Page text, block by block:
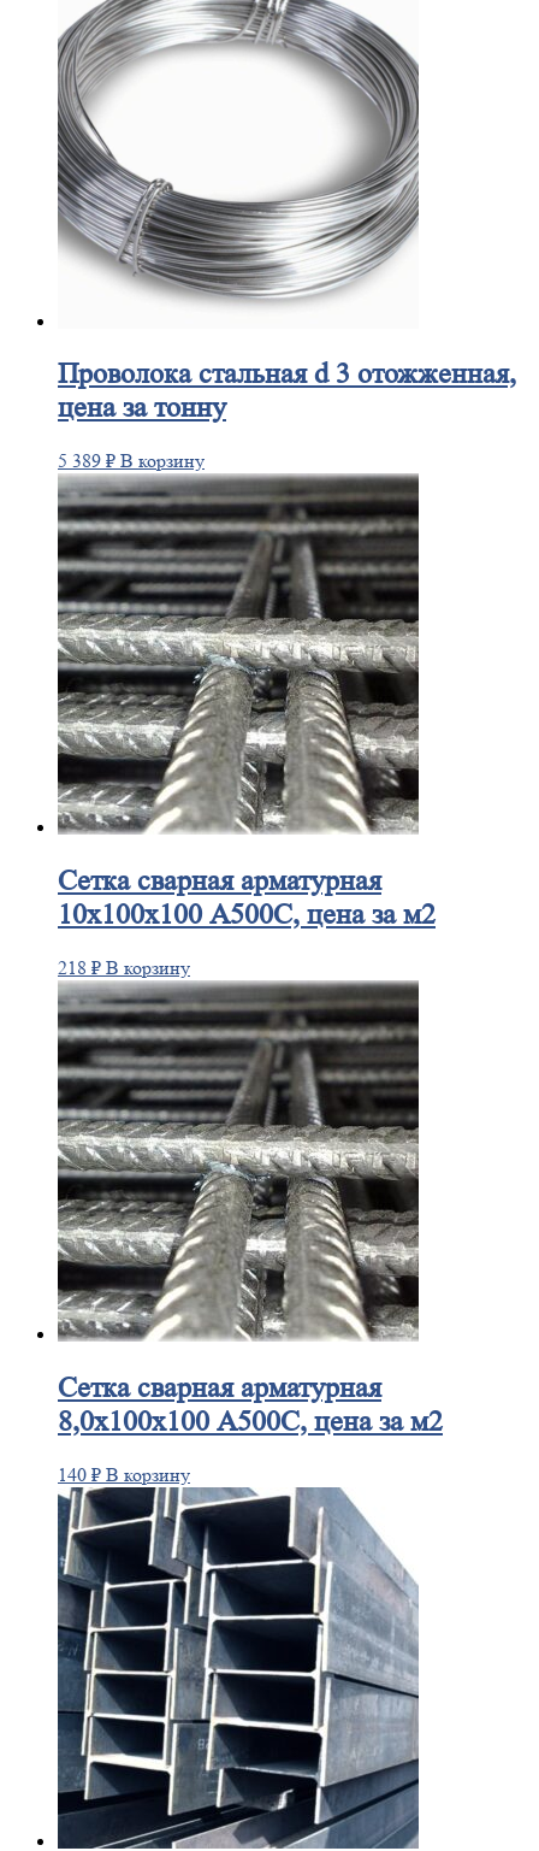
Проволокастальная d 3 отожженная,
цена за тонну
5 389 ₽ В корзину
Сеткасварная арматурная
10х100х100 А500С, цена за м2
218 ₽ В корзину
Сеткасварная арматурная
8,0х100х100 А500С, цена за м2
140 ₽ В корзину